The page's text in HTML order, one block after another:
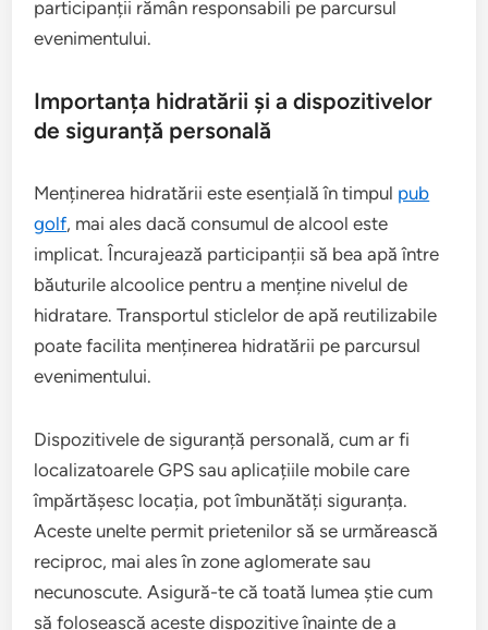
participanții rămân responsabili pe parcursul
evenimentului.
Importanța hidratării și a dispozitivelor
de siguranță personală
Menținerea hidratării este esențială în timpul pub
golf, mai ales dacă consumul de alcool este
implicat. Încurajează participanții să bea apă între
băuturile alcoolice pentru a menține nivelul de
hidratare. Transportul sticlelor de apă reutilizabile
poate facilita menținerea hidratării pe parcursul
evenimentului.
Dispozitivele de siguranță personală, cum ar fi
localizatoarele GPS sau aplicațiile mobile care
împărtășesc locația, pot îmbunătăți siguranța.
Aceste unelte permit prietenilor să se urmărească
reciproc, mai ales în zone aglomerate sau
necunoscute. Asigură-te că toată lumea știe cum
să folosească aceste dispozitive înainte de a